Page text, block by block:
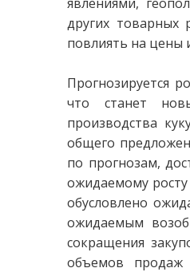
других товарных
повлиять на цены
Прогнозируется
что станет
производства
общего
по прогнозам,
ожидаемому
обусловлено
ожидаемым
сокращения
объемов продаж